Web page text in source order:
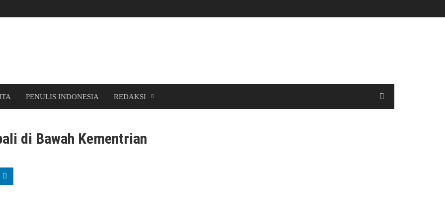
PENULIS INDONESIA REDAKSI
di Bawah Kementrian